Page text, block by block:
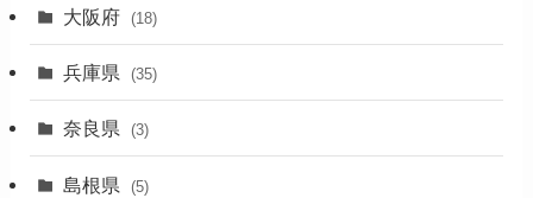
(4)
(17)
(4)
大阪府 (18)
兵庫県 (35)
奈良県 (3)
島根県 (5)